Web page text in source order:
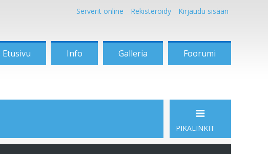
Serverit online Rekisteröidy Kirjaudu sisään
Etusivu Info Galleria Foorumi
PIKALINKIT